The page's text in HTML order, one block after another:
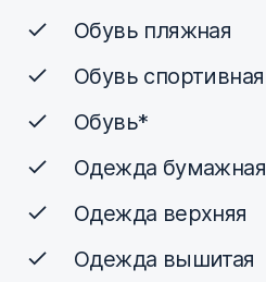
Обувь пляжная
Обувь спортивная
Обувь*
Одежда бумажная
Одежда верхняя
Одежда вышитая